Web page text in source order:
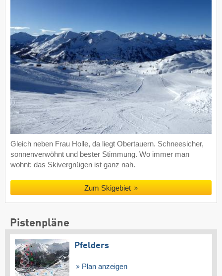
Gleich neben Frau Holle, da liegt Obertauern. Schneesicher,
sonnenverwöhnt und bester Stimmung. Wo immer man
wohnt: das Skivergnügen ist ganz nah.
Zum Skigebiet
Pistenpläne
Pfelders
Plan anzeigen